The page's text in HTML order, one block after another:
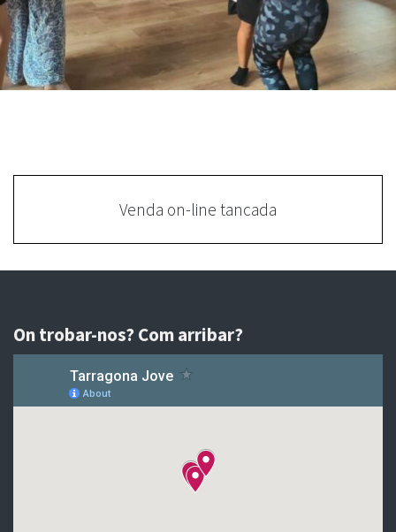
Venda on-line tancada
On trobar-nos? Com arribar?